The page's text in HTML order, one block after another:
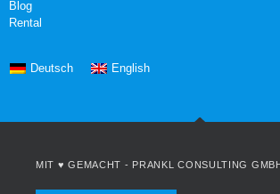
Blog
Rental
Deutsch English
MIT ♥ GEMACHT - PRANKL CONSULTING